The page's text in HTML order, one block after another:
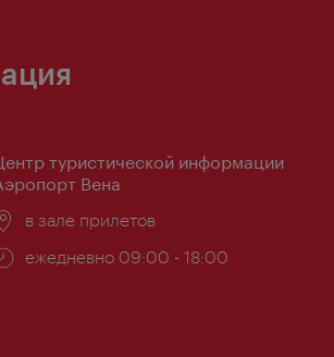
туристической информации
Вена
Расположение:
в зале прилетов
Часы
ежедневно 09:00 - 18:00